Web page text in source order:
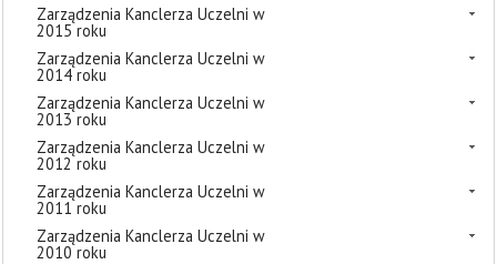
Zarządzenia Kanclerza Uczelni w
2015 roku
Zarządzenia Kanclerza Uczelni w
2014 roku
Zarządzenia Kanclerza Uczelni w
2013 roku
Zarządzenia Kanclerza Uczelni w
2012 roku
Zarządzenia Kanclerza Uczelni w
2011 roku
Zarządzenia Kanclerza Uczelni w
2010 roku